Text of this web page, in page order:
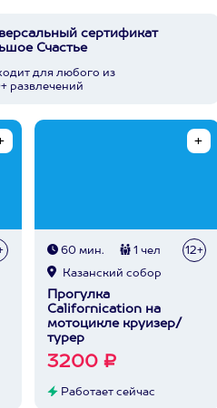
сертификат
Счастье
для любого из
развлечений
60 мин. 1 чел 12+
Казанский собор
Прогулка
Сalifornication на
мотоцикле круизер/
турер
3200 ₽
Работает сейчас